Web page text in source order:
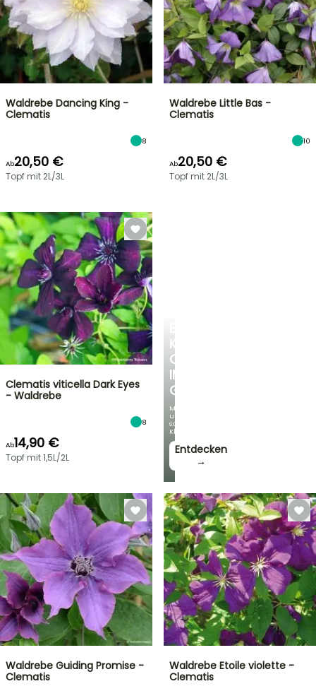
KÜHLE
OASE
IM
GARTEN
Mit
unseren
schönsten
Kletterpflanzen!
Entdecken
→
Waldrebe Dancing King -
Clematis
8
Ab20,50 €
Topf mit 2L/3L
Waldrebe Little Bas -
Clematis
10
Ab20,50 €
Topf mit 2L/3L
Clematis viticella Dark Eyes
- Waldrebe
8
Ab14,90 €
Topf mit 1,5L/2L
Waldrebe Guiding Promise -
Clematis
Waldrebe Etoile violette -
Clematis